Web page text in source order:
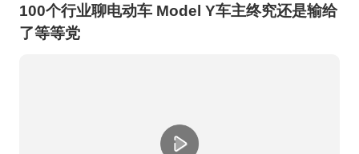
100个行业聊电动车 Model Y车主终究还是输给
了等等党